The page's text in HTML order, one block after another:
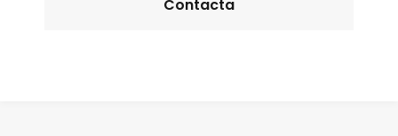
Contacta